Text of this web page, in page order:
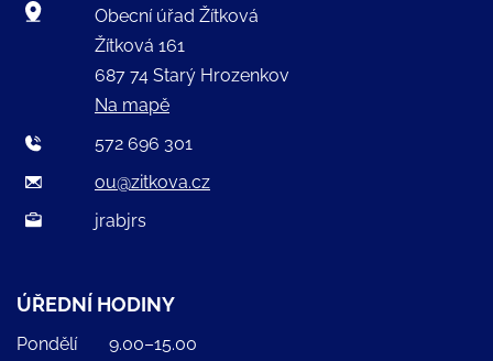
Obecní úřad Žítková
Žítková 161
687 74 Starý Hrozenkov
Na mapě
572 696 301
ou@zitkova.cz
jrabjrs
ÚŘEDNÍ HODINY
Pondělí
9.00–15.00